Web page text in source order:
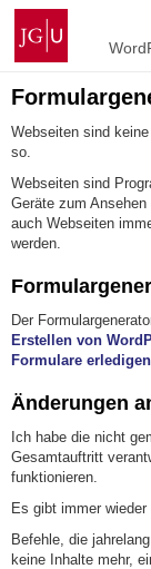
Zum
Inhalt
springen
Johannes
Gutenberg-
Universität
Mainz
Webseiten sind
so.
Webseiten sind
Geräte zum
auch Webseiten
werden.
Der
Erstellen von
Formulare
Änderungen
Ich habe die nicht
Gesamtauftritt
funktionieren.
Es gibt immer
Befehle, die
keine Inhalte mehr,